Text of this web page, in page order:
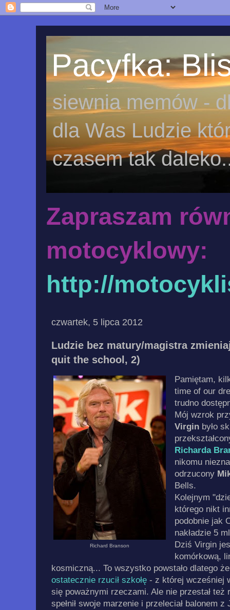
Pacyfka:
siewnia memów -
dla Was Ludzie
czasem tak
Zapraszam
motocyklowy:
http://
czwartek, 5 lipca 2012
Ludzie bez matury/magistra
quit the school, 2)
Richard Branson
Pamiętam,
time of our
trudno
Mój wzrok
Virgin było
Richarda
nikomu
odrzucony
Bells.
Kolejnym
którego nikt
podobnie jak
nakładzie 5
Dziś Virgin
komórkową,
kosmiczną... To wszystko powstało dlatego
ostatecznie rzucił szkołę - z której wcześniej
się poważnymi rzeczami. Ale nie przestał
spełnił swoje marzenie i przeleciał balonem